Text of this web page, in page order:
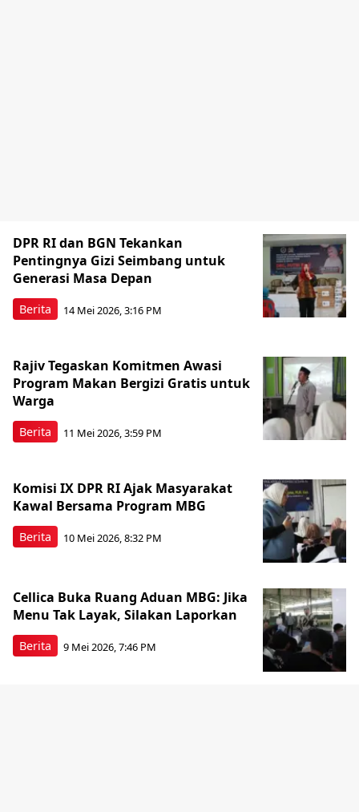
Berita
DPR RI dan BGN Tekankan
Pentingnya Gizi Seimbang untuk
Generasi Masa Depan
14 Mei 2026, 3:16 PM
Berita
Rajiv Tegaskan Komitmen Awasi
Program Makan Bergizi Gratis untuk
Warga
11 Mei 2026, 3:59 PM
Berita
Komisi IX DPR RI Ajak Masyarakat
Kawal Bersama Program MBG
10 Mei 2026, 8:32 PM
Berita
Cellica Buka Ruang Aduan MBG: Jika
Menu Tak Layak, Silakan Laporkan
9 Mei 2026, 7:46 PM